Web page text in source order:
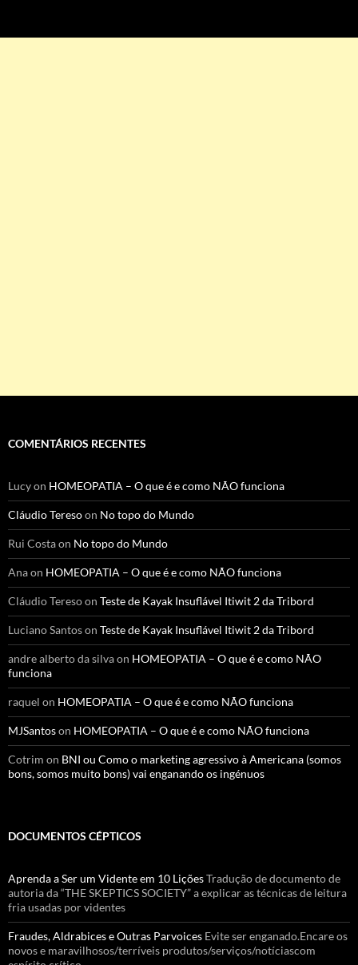
COMENTÁRIOS RECENTES
Lucyon HOMEOPATIA – O que é e como NÃO funciona
Cláudio Teresoon No topo do Mundo
Rui Costaon No topo do Mundo
Anaon HOMEOPATIA – O que é e como NÃO funciona
Cláudio Teresoon Teste de Kayak Insuflável Itiwit 2 da Tribord
Luciano Santoson Teste de Kayak Insuflável Itiwit 2 da Tribord
andre alberto da silvaon HOMEOPATIA – O que é e como NÃO
funciona
raquel on HOMEOPATIA – O que é e como NÃO funciona
MJSantoson HOMEOPATIA – O que é e como NÃO funciona
Cotrim on BNI ou Como o marketing agressivo à Americana (somos
bons, somos muito bons) vai enganando os ingénuos
DOCUMENTOS CÉPTICOS
Aprenda a Ser um Vidente em 10 LiçõesTradução de documento de
autoria da “THE SKEPTICS SOCIETY” a explicar as técnicas de leitura
fria usadas por videntes
Fraudes, Aldrabices e Outras Parvoices Evite ser enganado.Encare os
novos e maravilhosos/terríveis produtos/serviços/notíciascom